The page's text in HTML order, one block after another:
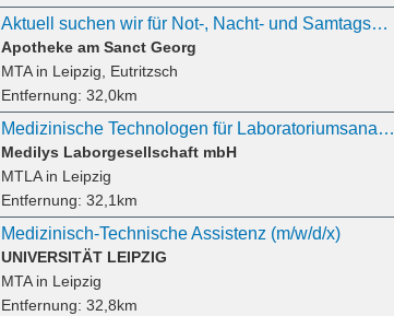
Aktuell suchen wir für Not-, Nacht- und Samtagsdienste eine*n berufserfahrene*n Apotheker*in
Apotheke am Sanct Georg
MTAin Leipzig, Eutritzsch
Entfernung: 32,0km
Medizinische Technologen für Laboratoriumsanalytik / MTLA / VMTA (w/m/d) in Weißenfels
Medilys Laborgesellschaft mbH
MTLAin Leipzig
Entfernung: 32,1km
Medizinisch-Technische Assistenz (m/w/d/x)
UNIVERSITÄT LEIPZIG
MTAin Leipzig
Entfernung: 32,8km